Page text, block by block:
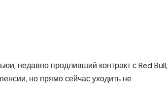
недавно продливший контракт с Red Bull,
но прямо сейчас уходить не